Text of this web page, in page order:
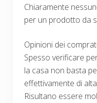
Chiaramente
per un prodotto da
Opinioni dei
Spesso verificare
la casa non basta
effettivamente di
Risultano essere